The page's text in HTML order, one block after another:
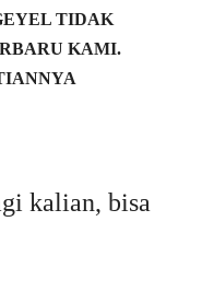
TIDAK
KAMI.
kalian, bisa